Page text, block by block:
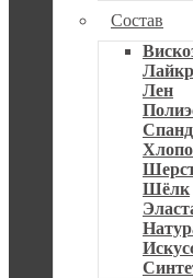
Состав
Лен
Шёлк